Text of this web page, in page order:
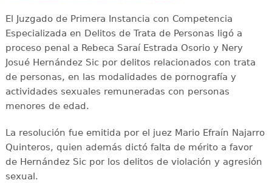
El Juzgado de Primera Instancia con Competencia
Especializada en Delitos de Trata de Personas ligó a
proceso penal a Rebeca Saraí Estrada Osorio y Nery
Josué Hernández Sic por delitos relacionados con trata
de personas, en las modalidades de pornografía y
actividades sexuales remuneradas con personas
menores de edad.
La resolución fue emitida por el juez Mario Efraín Najarro
Quinteros, quien además dictó falta de mérito a favor
de Hernández Sic por los delitos de violación y agresión
sexual.